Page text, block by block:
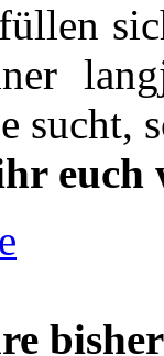
sucht,
bisher